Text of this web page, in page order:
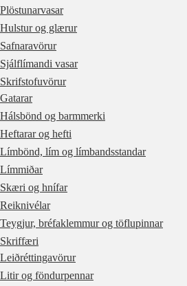
Plöstunarvasar
Hulstur og glærur
Safnaravörur
Sjálflímandi vasar
Skrifstofuvörur
Gatarar
Hálsbönd og barmmerki
Heftarar og hefti
Límbönd, lím og límbandsstandar
Límmiðar
Skæri og hnífar
Reiknivélar
Teygjur, bréfaklemmur og töflupinnar
Skriffæri
Leiðréttingavörur
Litir og föndurpennar